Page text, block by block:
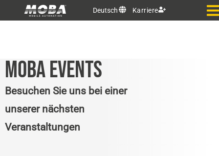
Deutsch Karriere
MOBA EVENTS
Besuchen Sie uns bei einer
unserer nächsten
Veranstaltungen